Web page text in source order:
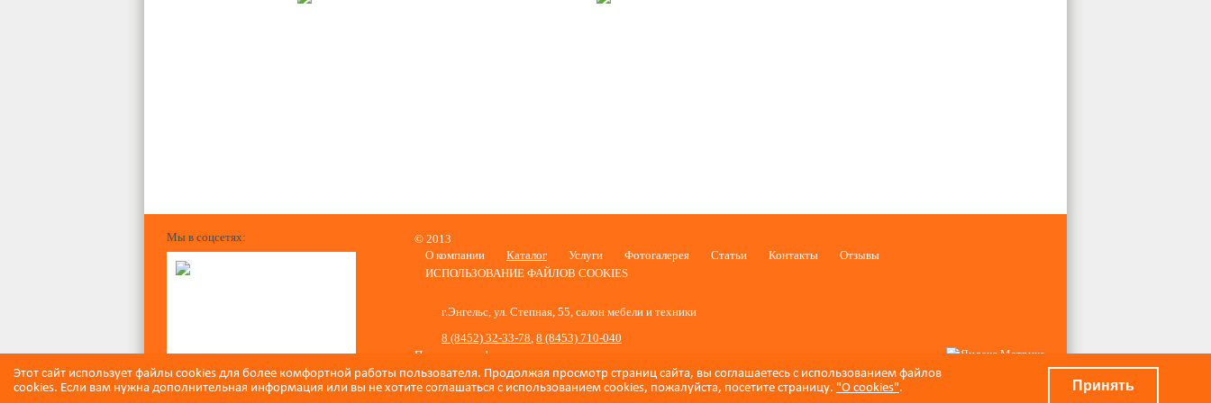
Мы в соцсетях:
© 2013
О компании
Каталог Услуги Фотогалерея Статьи Контакты
Отзывы
ИСПОЛЬЗОВАНИЕ ФАЙЛОВ COOKIES
г.Энгельс, ул. Степная, 55, салон мебели и техники
8 (8452) 32-33-78, 8 (8453) 710-040
Политика конфиденциальности
Сделано в студиSite-Creative.RU
Этот сайт использует файлы cookies для более комфортной работы пользователя. Продолжая просмотр страниц сайта, вы соглашаетесь с использованием файлов
cookies. Если вам нужна дополнительная информация или вы не хотите соглашаться с использованием cookies, пожалуйста, посетите страницу. "О cookies". Принять